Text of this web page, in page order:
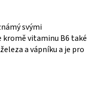
svými
kromě vitaminu B6 také
a vápníku a je pro